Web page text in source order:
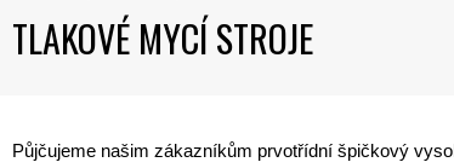
TLAKOVÉ MYCÍ STROJE
Půjčujeme našim zákazníkům prvotřídní špičkový